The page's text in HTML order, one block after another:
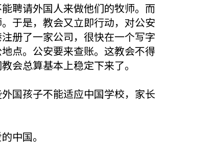
聘请外国人来做他们的牧师。而
于是，教会又立即行动，对公安
册了一家公司，很快在一个写字
点。公安要来查账。这教会不得
会总算基本上稳定下来了。
国孩子不能适应中国学校，家长
中国。